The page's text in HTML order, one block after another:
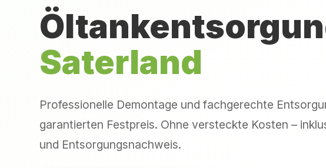
Saterland
Professionelle Demontage und fachgerechte
garantierten Festpreis. Ohne versteckte Kosten –
und Entsorgungsnachweis.